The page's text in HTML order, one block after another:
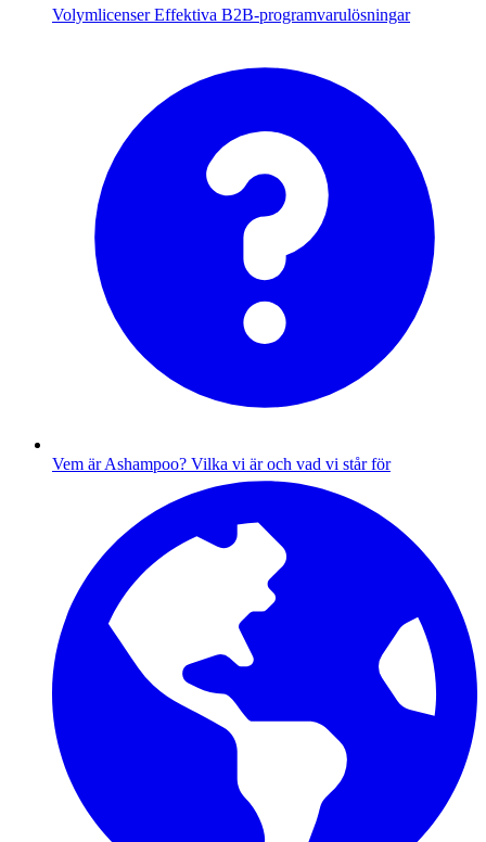
Volymlicenser Effektiva B2B-programvarulösningar
Vem är Ashampoo? Vilka vi är och vad vi står för